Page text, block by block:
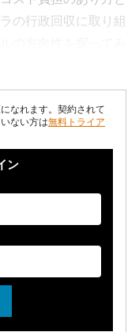
の行政回収に取り組
なれます。契約されて
ない方は無料トライア
ン